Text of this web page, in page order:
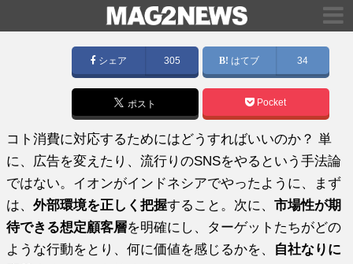
シェア 305 はてブ 34
ポスト Pocket
コト消費に対応するためにはどうすればいいのか？ 単
に、広告を変えたり、流行りのSNSをやるという手法論
ではない。イオンがインドネシアでやったように、まず
は、外部環境を正しく把握すること。次に、市場性が期
待できる想定顧客層を明確にし、ターゲットたちがどの
ような行動をとり、何に価値を感じるかを、 自社なりに